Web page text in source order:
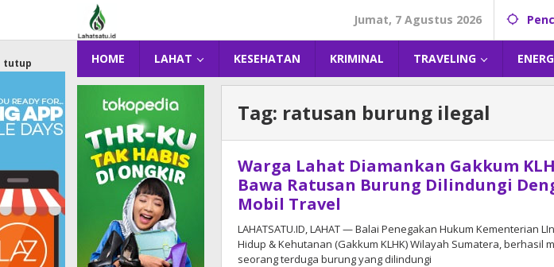
konten
Jumat, 7 Agustus 2026
HOME LAHAT KESEHATAN KRIMINAL TRAVELING
tutup
Tag: ratusan burung ilegal
Warga Lahat Diamankan Gakkum
Bawa Ratusan Burung Dilindungi
Mobil Travel
LAHATSATU.ID, LAHAT — Balai Penegakan Hukum Kementerian
Hidup & Kehutanan (Gakkum KLHK) Wilayah Sumatera, berhasil
seorang terduga burung yang dilindungi